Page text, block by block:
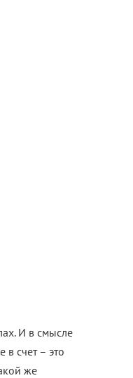
И в смысле
счет – это
же